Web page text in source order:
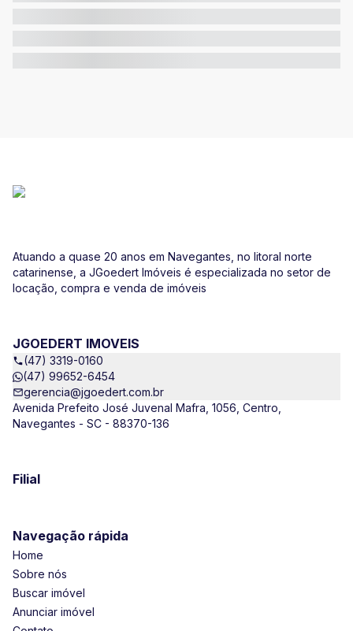
Atuando a quase 20 anos em Navegantes, no litoral norte
catarinense, a JGoedert Imóveis é especializada no setor de
locação, compra e venda de imóveis
JGOEDERT IMOVEIS
(47) 3319-0160
(47) 99652-6454
gerencia@jgoedert.com.br
Avenida Prefeito José Juvenal Mafra, 1056, Centro,
Navegantes - SC - 88370-136
Filial
Navegação rápida
Home
Sobre nós
Buscar imóvel
Anunciar imóvel